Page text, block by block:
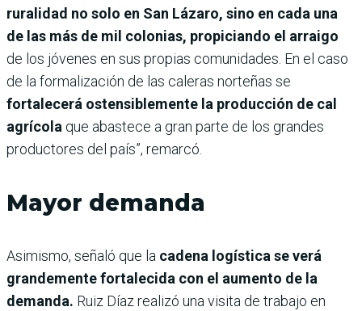
ruralidad no solo en San Lázaro, sino en cada una
de las más de mil colonias, propiciando el arraigo
de los jóvenes en sus propias comunidades. En el caso
de la formalización de las caleras norteñas se
fortalecerá ostensiblemente la producción de cal
agrícola que abastece a gran parte de los grandes
productores del país”, remarcó.
Mayor demanda
Asimismo, señaló que la cadena logística se verá
grandemente fortalecida con el aumento de la
demanda. Ruiz Díaz realizó una visita de trabajo en